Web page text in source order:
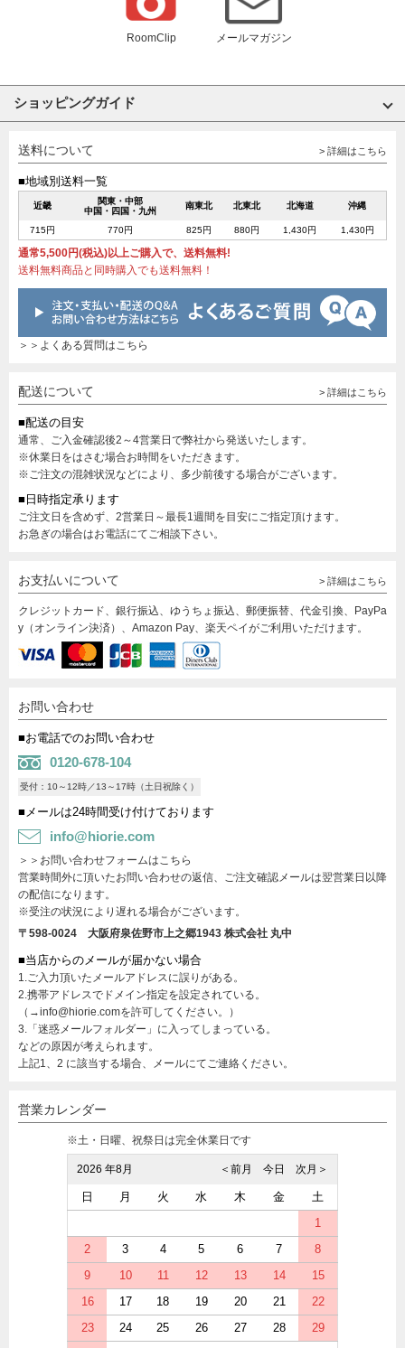
RoomClip メールマガジン
ショッピングガイド
送料について > 詳細はこちら
■地域別送料一覧
近畿
関東・中部
中国・四国・九州
南東北 北東北 北海道 沖縄
715円 770円 825円 880円 1,430円 1,430円
通常5,500円(税込)以上ご購入で、送料無料!
送料無料商品と同時購入でも送料無料！
＞＞よくある質問はこちら
配送について > 詳細はこちら
■配送の目安
通常、ご入金確認後2～4営業日で弊社から発送いたします。
※休業日をはさむ場合お時間をいただきます。
※ご注文の混雑状況などにより、多少前後する場合がございます。
■日時指定承ります
ご注文日を含めず、2営業日～最長1週間を目安にご指定頂けます。
お急ぎの場合はお電話にてご相談下さい。
お支払いについて > 詳細はこちら
クレジットカード、銀行振込、ゆうちょ振込、郵便振替、代金引換、PayPa
y（オンライン決済）、Amazon Pay、楽天ペイがご利用いただけます。
お問い合わせ
■お電話でのお問い合わせ
0120-678-104
受付：10～12時／13～17時（土日祝除く）
■メールは24時間受け付けております
info@hiorie.com
＞＞お問い合わせフォームはこちら
営業時間外に頂いたお問い合わせの返信、ご注文確認メールは翌営業日以降
の配信になります。
※受注の状況により遅れる場合がございます。
〒598-0024 大阪府泉佐野市上之郷1943 株式会社 丸中
■当店からのメールが届かない場合
1.ご入力頂いたメールアドレスに誤りがある。
2.携帯アドレスでドメイン指定を設定されている。
（→info@hiorie.comを許可してください。）
3.「迷惑メールフォルダー」に入ってしまっている。
などの原因が考えられます。
上記1、2 に該当する場合、メールにてご連絡ください。
営業カレンダー
※土・日曜、祝祭日は完全休業日です
2026 年8月 次月＞
今日
＜前月
日 月 火 水 木 金
土
1
2
3 4 5 6 7
8
9
10 11 12 13 14
15
16
17 18 19 20 21
22
23
24 25 26 27 28
29